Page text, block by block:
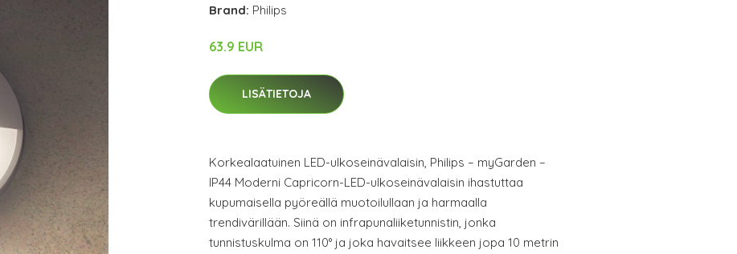
Brand: Philips
63.9 EUR
LISÄTIETOJA
Korkealaatuinen LED-ulkoseinävalaisin, Philips – myGarden –
IP44 Moderni Capricorn-LED-ulkoseinävalaisin ihastuttaa
kupumaisella pyöreällä muotoilullaan ja harmaalla
trendivärillään. Siinä on infrapunaliiketunnistin, jonka
tunnistuskulma on 110° ja joka havaitsee liikkeen jopa 10 metrin